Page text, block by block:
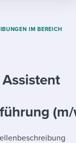
IM BEREICH